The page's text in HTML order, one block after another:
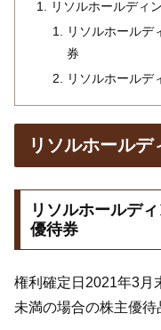
リソルホールディ
リソルホールデ
券
リソルホールデ
リソルホール
リソルホールデ
優待券
権利確定日2021年3月
未満の場合の株主優待